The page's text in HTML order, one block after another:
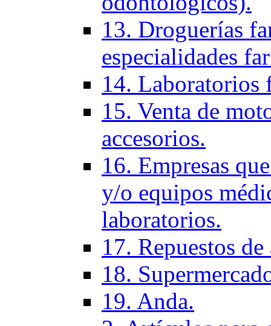
13. Droguerías
especialidades
14. Laboratorios
15. Venta de
accesorios.
16. Empresas
y/o equipos
laboratorios.
17. Repuestos
18.
19. Anda.